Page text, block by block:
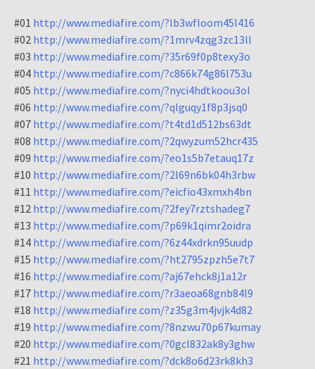
#01 http://www.mediafire.com/?lb3wfloom45l416
#02 http://www.mediafire.com/?1mrv4zqg3zc13ll
#03 http://www.mediafire.com/?35r69f0p8texy3o
#04 http://www.mediafire.com/?c866k74g86l753u
#05 http://www.mediafire.com/?nyci4hdtkoou3ol
#06 http://www.mediafire.com/?qlguqy1f8p3jsq0
#07 http://www.mediafire.com/?t4td1d512bs63dt
#08 http://www.mediafire.com/?2qwyzum52hcr435
#09 http://www.mediafire.com/?eo1s5b7etauq17z
#10 http://www.mediafire.com/?2l69n6bk04h3rbw
#11 http://www.mediafire.com/?eicfio43xmxh4bn
#12 http://www.mediafire.com/?2fey7rztshadeg7
#13 http://www.mediafire.com/?p69k1qimr2oidra
#14 http://www.mediafire.com/?6z44xdrkn95uudp
#15 http://www.mediafire.com/?ht2795zpzh5e7t7
#16 http://www.mediafire.com/?aj67ehck8j1a12r
#17 http://www.mediafire.com/?r3aeoa68gnb84l9
#18 http://www.mediafire.com/?z35g3m4jvjk4d82
#19 http://www.mediafire.com/?8nzwu70p67kumay
#20 http://www.mediafire.com/?0gcl832ak8y3ghw
#21 http://www.mediafire.com/?dck8o6d23rk8kh3